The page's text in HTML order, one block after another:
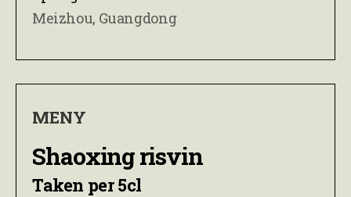
Meizhou, Guangdong
MENY
Shaoxing risvin
Taken per 5cl